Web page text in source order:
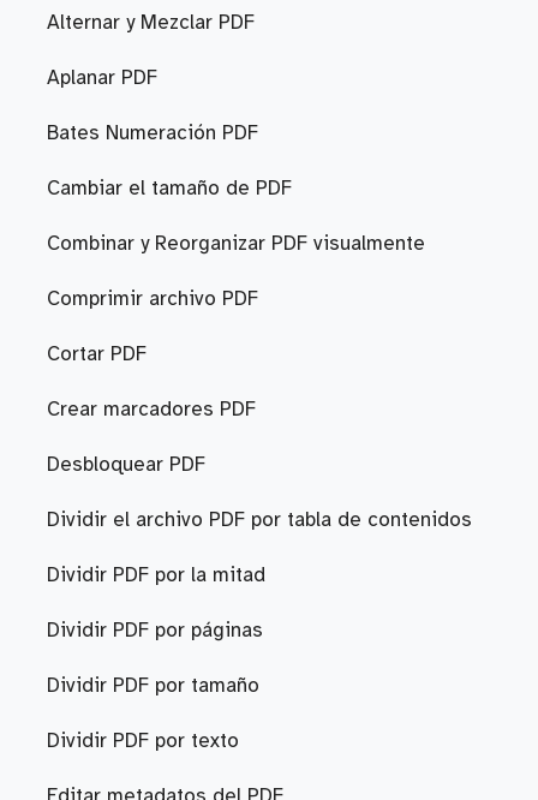
Alternar y Mezclar PDF
Aplanar PDF
Bates Numeración PDF
Cambiar el tamaño de PDF
Combinar y Reorganizar PDF visualmente
Comprimir archivo PDF
Cortar PDF
Crear marcadores PDF
Desbloquear PDF
Dividir el archivo PDF por tabla de contenidos
Dividir PDF por la mitad
Dividir PDF por páginas
Dividir PDF por tamaño
Dividir PDF por texto